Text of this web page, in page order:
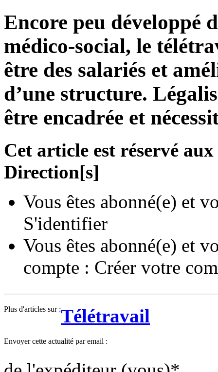
Encore peu développé
médico-social, le
être des salariés et
d’une structure.
être encadrée et
Cet article est réservé
Direction[s]
Vous êtes abonné(e) et
S'identifier
Vous êtes abonné(e) et
compte : Créer votre
Plus d'articles sur :Télétravail
Envoyer cette actualité par email :